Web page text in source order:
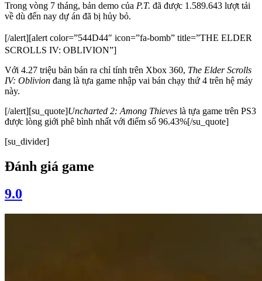
Trong vòng 7 tháng, bản demo của P.T. đã được 1.589.643 lượt tải
về dù đến nay dự án đã bị hủy bỏ.
[/alert][alert color=”544D44″ icon=”fa-bomb” title=”THE ELDER
SCROLLS IV: OBLIVION”]
Với 4.27 triệu bản bán ra chỉ tính trên Xbox 360, The Elder Scrolls
IV: Oblivion đang là tựa game nhập vai bán chạy thứ 4 trên hệ máy
này.
[/alert][su_quote]Uncharted 2: Among Thieves là tựa game trên PS3
được lòng giới phê bình nhất với điểm số 96.43%[/su_quote]
[su_divider]
Đánh giá game
9.0